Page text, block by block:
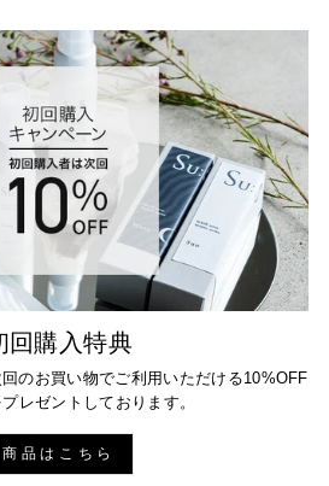
回購入特典
のお買い物でご利用いただける10%OFF
レゼントしております。
商品はこちら